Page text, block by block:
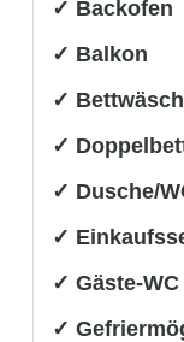
✓ Backofen
✓ Balkon
✓
✓
✓ Dusche/
✓
✓ Gäste-WC
✓